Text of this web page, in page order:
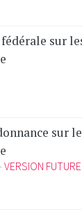
sur
sur
VERSION FUTURE